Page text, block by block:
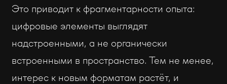
Это приводит к фрагментарности опыта:
цифровые элементы выглядят
надстроенными, а не органически
встроенными в пространство. Тем не менее,
интерес к новым форматам растёт, и